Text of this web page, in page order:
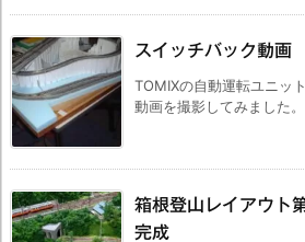
スイッチバック動画
TOMIXの自動運転ユニッ
動画を撮影してみました
箱根登山レイアウト
完成